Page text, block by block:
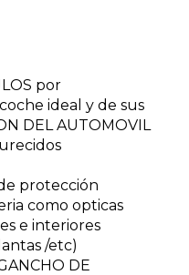
por
ideal y de sus
DEL AUTOMOVIL
protección
como opticas
e interiores
/etc)
DE